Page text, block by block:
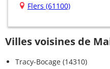
Flers (61100)
Villes voisines de
Tracy-Bocage (14310)